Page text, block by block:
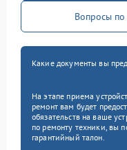
Вопросы
Какие документы вы
На этапе приема
ремонт вам будет
обязательств на ваше
по ремонту техники, вы
гарантийный талон.